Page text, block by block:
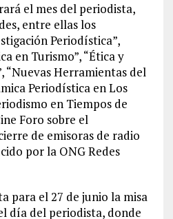
el mes del periodista,
entre ellas los
Periodística”,
en Turismo”, “Ética y
“Nuevas Herramientas del
Periodística en Los
en Tiempos de
Foro sobre el
de emisoras de radio
por la ONG Redes
para el 27 de junio la misa
día del periodista, donde